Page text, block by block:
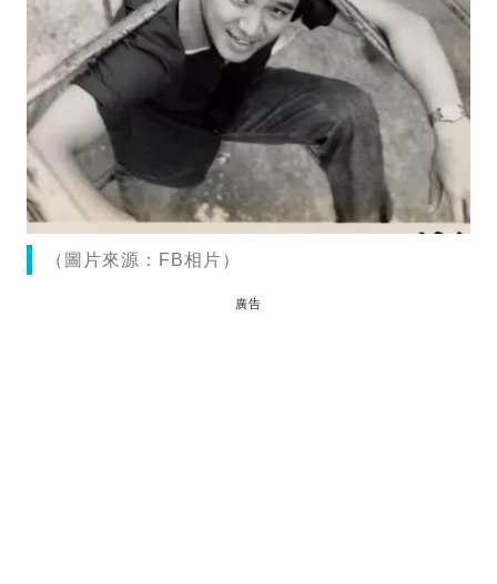
（圖片來源：FB相片）
廣告